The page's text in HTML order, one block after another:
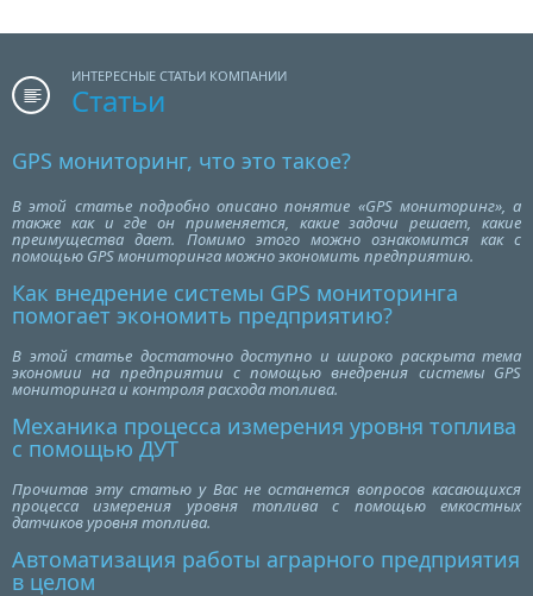
ИНТЕРЕСНЫЕ СТАТЬИ КОМПАНИИ
Статьи
GPS мониторинг, что это такое?
В этой статье подробно описано понятие «GPS мониторинг», а
также как и где он применяется, какие задачи решает, какие
преимущества дает. Помимо этого можно ознакомится как с
помощью GPS мониторинга можно экономить предприятию.
Как внедрение системы GPS мониторинга
помогает экономить предприятию?
В этой статье достаточно доступно и широко раскрыта тема
экономии на предприятии с помощью внедрения системы GPS
мониторинга и контроля расхода топлива.
Механика процесса измерения уровня топлива
с помощью ДУТ
Прочитав эту статью у Вас не останется вопросов касающихся
процесса измерения уровня топлива с помощью емкостных
датчиков уровня топлива.
Автоматизация работы аграрного предприятия
в целом